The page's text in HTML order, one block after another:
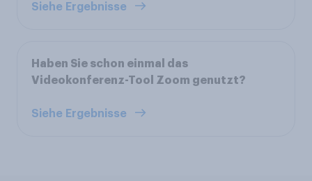
Siehe Ergebnisse
Haben Sie schon einmal das
Videokonferenz-Tool Zoom genutzt?
Siehe Ergebnisse